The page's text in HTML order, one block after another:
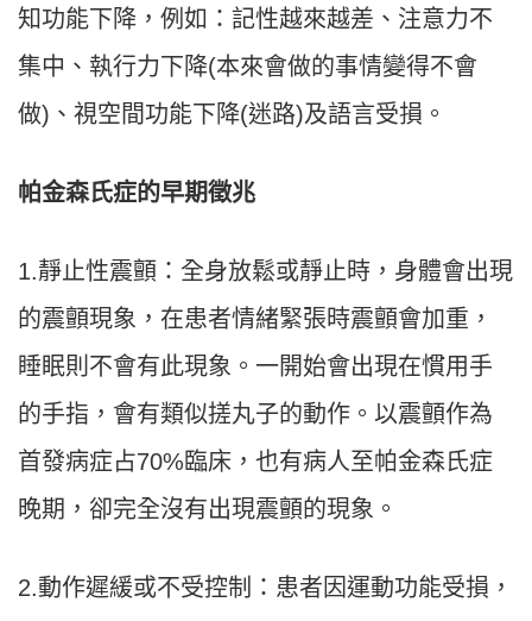
知功能下降，例如：記性越來越差、注意力不
集中、執行力下降(本來會做的事情變得不會
做)、視空間功能下降(迷路)及語言受損。
帕金森氏症的早期徵兆
1.靜止性震顫：全身放鬆或靜止時，身體會出現
的震顫現象，在患者情緒緊張時震顫會加重，
睡眠則不會有此現象。一開始會出現在慣用手
的手指，會有類似搓丸子的動作。以震顫作為
首發病症占70%臨床，也有病人至帕金森氏症
晚期，卻完全沒有出現震顫的現象。
2.動作遲緩或不受控制：患者因運動功能受損，